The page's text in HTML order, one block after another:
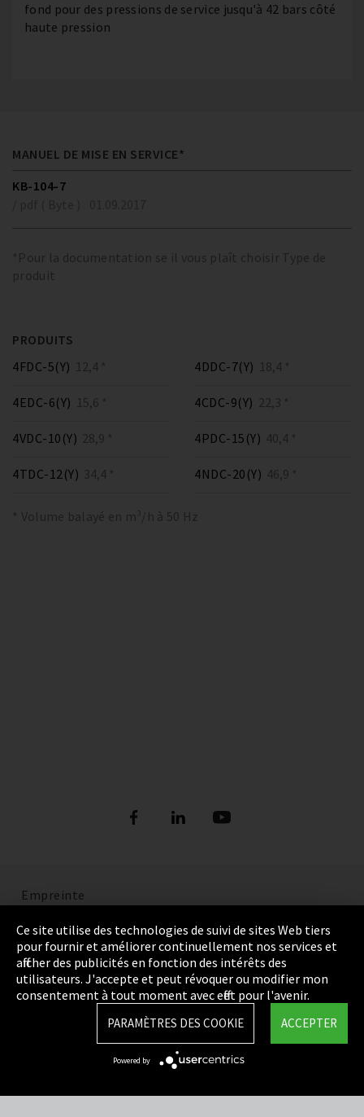
fond pour des pressions de service jusqu'à 42 bars côté
haute pression
MANUEL DE MISE EN SERVICE*
KB-104-7
*Pour la documentation se il vous plaît choisir Type de
produit
PRODUITS
4FDC-5(Y) 12,4 *
4EDC-6(Y) 15,6 *
4DDC-7(Y) 18,4 *
4CDC-9(Y) 22,3 *
4VDC-10(Y) 28,9 *
4TDC-12(Y) 34,4 *
4PDC-15(Y) 40,4 *
4NDC-20(Y) 46,9 *
* Volume balayé en m³/h à 50 Hz
Empreinte
Politique de confidentialité
Cookie Settings
Termes et Conditions
Integrity Line
Ce site utilise des technologies de suivi de sites Web tiers
pour fournir et améliorer continuellement nos services et
afficher des publicités en fonction des intérêts des
utilisateurs. J'accepte et peut révoquer ou modifier mon
consentement à tout moment avec effet pour l'avenir.
ACCEPTER
PARAMÈTRES DES COOKIE
Powered by